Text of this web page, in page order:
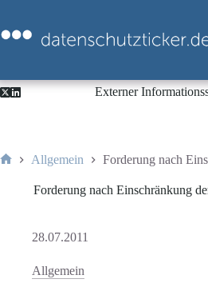
springen
Externer
Allgemein Forderung nach
Forderung nach Einschränkung
28.07.2011
Allgemein